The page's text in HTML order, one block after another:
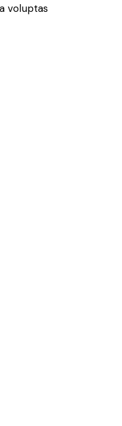
voluptas